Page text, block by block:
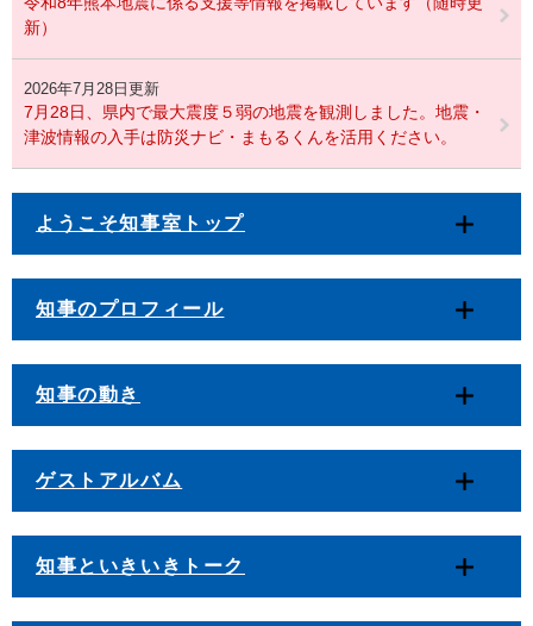
新）
2026年7月28日更新
7月28日、県内で最大震度５弱の地震を観測しました。地震・
津波情報の入手は防災ナビ・まもるくんを活用ください。
ようこそ知事室トップ
知事のプロフィール
知事の動き
ゲストアルバム
知事といきいきトーク